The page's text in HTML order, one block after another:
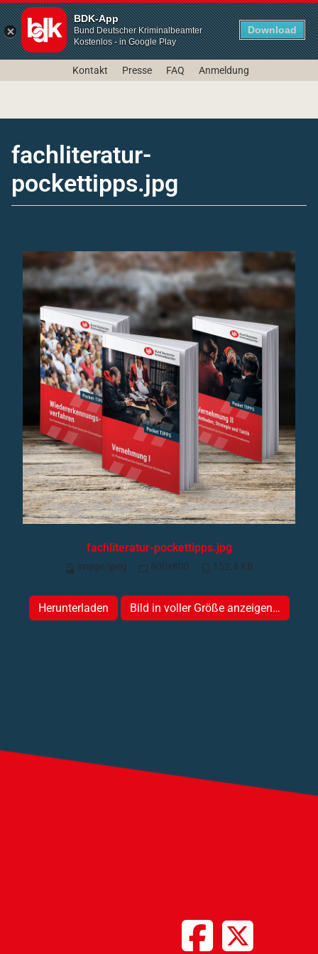
BDK-App
Bund Deutscher Kriminalbeamter
Kostenlos - in Google Play
Download
Kontakt Presse FAQ Anmeldung
fachliteratur-
pockettipps.jpg
fachliteratur-pockettipps.jpg
image/jpeg 800x800 152.4 KB
Herunterladen Bild in voller Größe anzeigen…